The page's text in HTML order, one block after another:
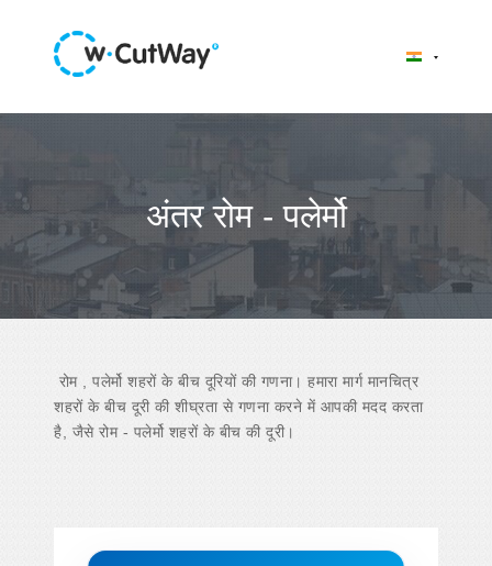
अंतर रोम - पलेर्मो
रोम , पलेर्मो शहरों के बीच दूरियों की गणना। हमारा मार्ग मानचित्र
शहरों के बीच दूरी की शीघ्रता से गणना करने में आपकी मदद करता
है, जैसे रोम - पलेर्मो शहरों के बीच की दूरी।